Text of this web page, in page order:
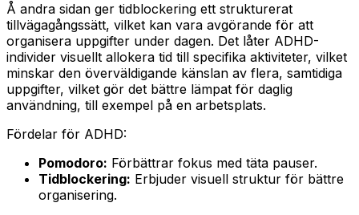
Å andra sidan ger tidblockering ett strukturerat
tillvägagångssätt, vilket kan vara avgörande för att
organisera uppgifter under dagen. Det låter ADHD-
individer visuellt allokera tid till specifika aktiviteter, vilket
minskar den överväldigande känslan av flera, samtidiga
uppgifter, vilket gör det bättre lämpat för daglig
användning, till exempel på en arbetsplats.
Fördelar för ADHD:
Pomodoro: Förbättrar fokus med täta pauser.
Tidblockering: Erbjuder visuell struktur för bättre
organisering.